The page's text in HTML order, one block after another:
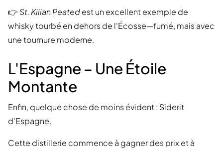
👉 St. Kilian Peatedest un excellent exemple de
whisky tourbé en dehors de l'Écosse—fumé, mais avec
une tournure moderne.
L'Espagne – Une Étoile
Montante
Enfin, quelque chose de moins évident : Siderit
d'Espagne.
Cette distillerie commence à gagner des prix et à